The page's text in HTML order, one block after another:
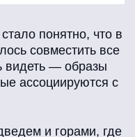
понятно, что в
совместить все
видеть — образы
ассоциируются с
и горами, где